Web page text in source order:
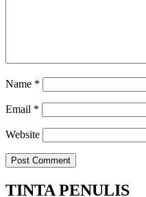
Name *
Email *
Website
TINTA PENULIS